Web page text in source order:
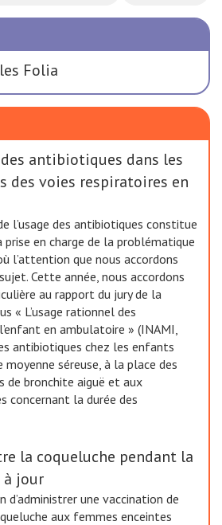
Folia
antibiotiques dans les
des voies respiratoires en
l’usage des antibiotiques constitue
prise en charge de la problématique
l’attention que nous accordons
Cette année, nous accordons
au rapport du jury de la
« L’usage rationnel des
en ambulatoire » (INAMI,
antibiotiques chez les enfants
séreuse, à la place des
de bronchite aiguë et aux
concernant la durée des
la coqueluche pendant la
à jour
d’administrer une vaccination de
aux femmes enceintes